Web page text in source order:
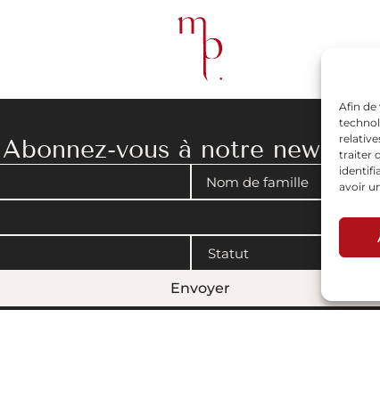
Afin de
traiter
avoir
Abonnez-vous à notre
Envoyer